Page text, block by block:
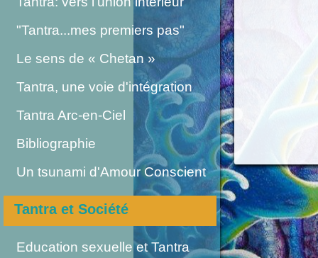
"Tantra...mes premiers pas"
Le sens de « Chetan »
Tantra, une voie d'intégration
Tantra Arc-en-Ciel
Bibliographie
Un tsunami d'Amour Conscient
Tantra et Société
Education sexuelle et Tantra